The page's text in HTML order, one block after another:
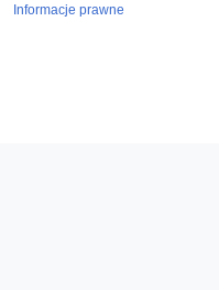
Informacje prawne